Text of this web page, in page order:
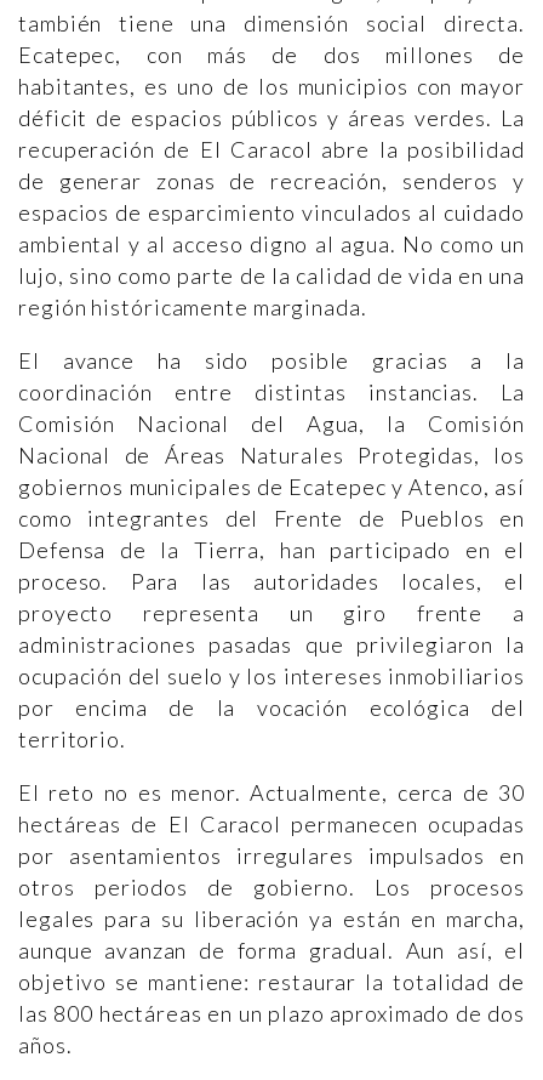
también tiene una dimensión social directa.
Ecatepec, con más de dos millones de
habitantes, es uno de los municipios con mayor
déficit de espacios públicos y áreas verdes. La
recuperación de El Caracol abre la posibilidad
de generar zonas de recreación, senderos y
espacios de esparcimiento vinculados al cuidado
ambiental y al acceso digno al agua. No como un
lujo, sino como parte de la calidad de vida en una
región históricamente marginada.
El avance ha sido posible gracias a la
coordinación entre distintas instancias. La
Comisión Nacional del Agua, la Comisión
Nacional de Áreas Naturales Protegidas, los
gobiernos municipales de Ecatepec y Atenco, así
como integrantes del Frente de Pueblos en
Defensa de la Tierra, han participado en el
proceso. Para las autoridades locales, el
proyecto representa un giro frente a
administraciones pasadas que privilegiaron la
ocupación del suelo y los intereses inmobiliarios
por encima de la vocación ecológica del
territorio.
El reto no es menor. Actualmente, cerca de 30
hectáreas de El Caracol permanecen ocupadas
por asentamientos irregulares impulsados en
otros periodos de gobierno. Los procesos
legales para su liberación ya están en marcha,
aunque avanzan de forma gradual. Aun así, el
objetivo se mantiene: restaurar la totalidad de
las 800 hectáreas en un plazo aproximado de dos
años.